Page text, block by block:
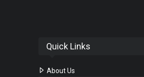
Quick Links
About Us